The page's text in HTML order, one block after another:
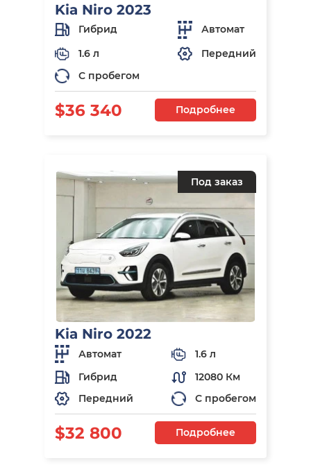
Kia Niro 2023
Гибрид
Автомат
1.6 л
Передний
С пробегом
$36 340 Подробнее
Под заказ
Kia Niro 2022
Автомат
1.6 л
Гибрид
12080 Км
Передний
С пробегом
$32 800 Подробнее